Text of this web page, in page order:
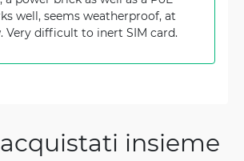
well, seems weatherproof, at
Very difficult to inert SIM card.
insieme